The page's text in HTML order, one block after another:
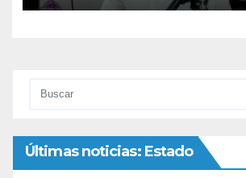
Últimas noticias: Estado